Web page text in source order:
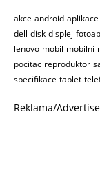
akce android aplikace
dell disk displej
lenovo mobil mobilní
pocitac reproduktor
specifikace tablet
Reklama/